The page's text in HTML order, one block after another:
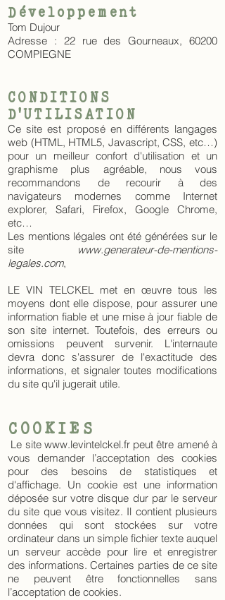
Développement
Tom Dujour
Adresse : 22 rue des Gourneaux, 60200
COMPIEGNE
CONDITIONS
D'UTILISATION
Ce site est proposé en différents langages
web (HTML, HTML5, Javascript, CSS, etc…)
pour un meilleur confort d'utilisation et un
graphisme plus agréable, nous vous
recommandons de recourir à des
navigateurs modernes comme Internet
explorer, Safari, Firefox, Google Chrome,
etc…
Les mentions légales ont été générées sur le
site
www.generateur-de-mentions-
legales.com,
LE VIN TELCKEL met en œuvre tous les
moyens dont elle dispose, pour assurer une
information fiable et une mise à jour fiable de
son site internet. Toutefois, des erreurs ou
omissions peuvent survenir. L'internaute
devra donc s'assurer de l'exactitude des
informations, et signaler toutes modifications
du site qu'il jugerait utile.
COOKIES
Le site www.levintelckel.frpeut être amené à
vous demander l’acceptation des cookies
pour des besoins de statistiques et
d'affichage. Un cookie est une information
déposée sur votre disque dur par le serveur
du site que vous visitez. Il contient plusieurs
données qui sont stockées sur votre
ordinateur dans un simple fichier texte auquel
un serveur accède pour lire et enregistrer
des informations. Certaines parties de ce site
ne peuvent être fonctionnelles sans
l’acceptation de cookies.